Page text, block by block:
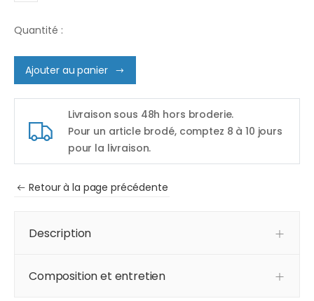
Quantité :
Ajouter au panier
Livraison sous 48h hors broderie.
Pour un article brodé, comptez 8 à 10 jours
pour la livraison.
Retour à la page précédente
Description
Composition et entretien